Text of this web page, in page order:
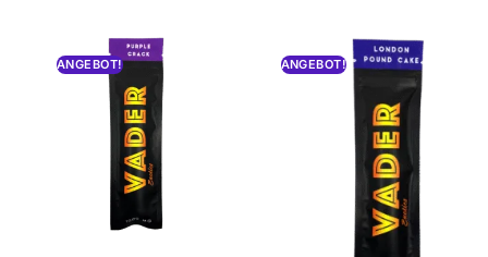
ANGEBOT! ANGEBOT!